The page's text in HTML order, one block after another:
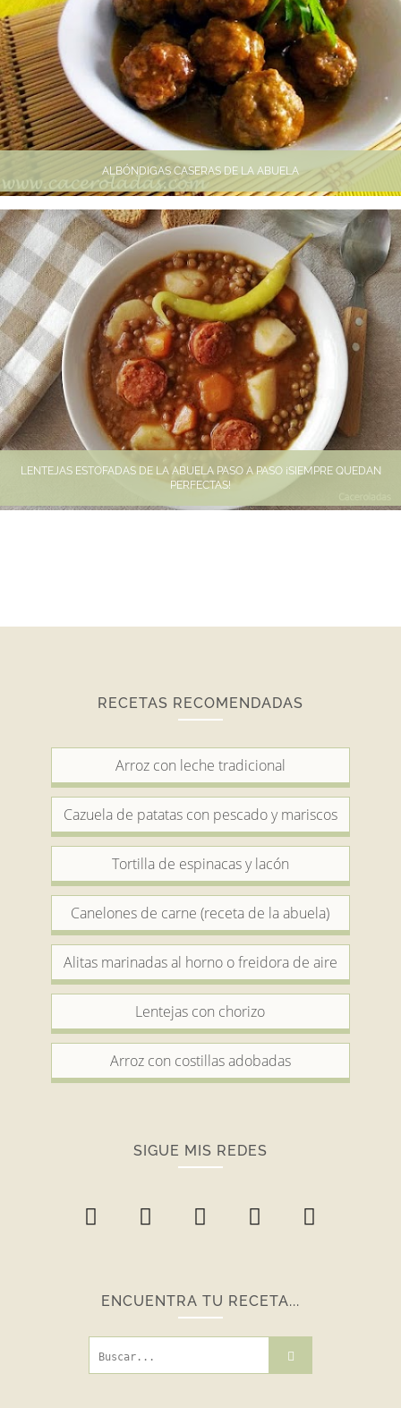
ALBÓNDIGAS CASERAS DE LA ABUELA
LENTEJAS ESTOFADAS DE LA ABUELA PASO A PASO ¡SIEMPRE QUEDAN
PERFECTAS!
RECETAS RECOMENDADAS
Arroz con leche tradicional
Cazuela de patatas con pescado y mariscos
Tortilla de espinacas y lacón
Canelones de carne (receta de la abuela)
Alitas marinadas al horno o freidora de aire
Lentejas con chorizo
Arroz con costillas adobadas
SIGUE MIS REDES
ENCUENTRA TU RECETA...